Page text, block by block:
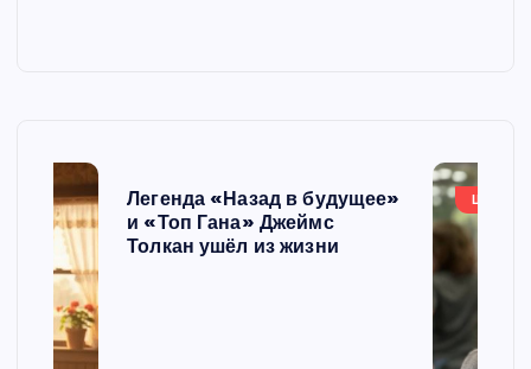
Легенда «Назад в будущее»
и «Топ Гана» Джеймс
Толкан ушёл из жизни